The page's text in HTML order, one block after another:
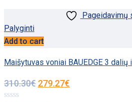
Pageidavimų
Palyginti
Add to cart
Maišytuvas voniai BAUEDGE 3
310.30€ 279.27€